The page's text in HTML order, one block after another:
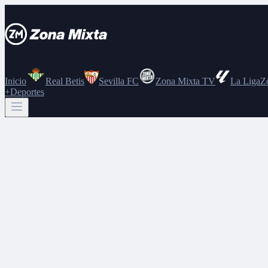
Inicio Real Betis Sevilla FC Zona Mixta TV La Liga
+Deportes